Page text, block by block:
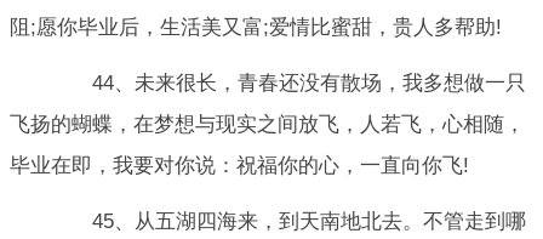
阻;愿你毕业后，生活美又富;爱情比蜜甜，贵人多帮助!
44、未来很长，青春还没有散场，我多想做一只
飞扬的蝴蝶，在梦想与现实之间放飞，人若飞，心相随，
毕业在即，我要对你说：祝福你的心，一直向你飞!
45、从五湖四海来，到天南地北去。不管走到哪